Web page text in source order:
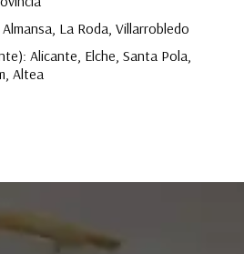
La Roda, Villarrobledo
Alicante, Elche, Santa Pola,
Altea